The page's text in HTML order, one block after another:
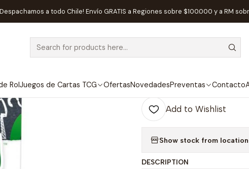
RolJuegos de Cartas TCG OfertasNovedadesPreventas Contacto
a todo Chile! Envío GRATIS a Regiones sobre $100.000 y a RM
Home Juegos de Mesa Editorial Devir Break the code -
Break the
Quantity
Add to Wishlist
Show stock from
DESCRIPTION